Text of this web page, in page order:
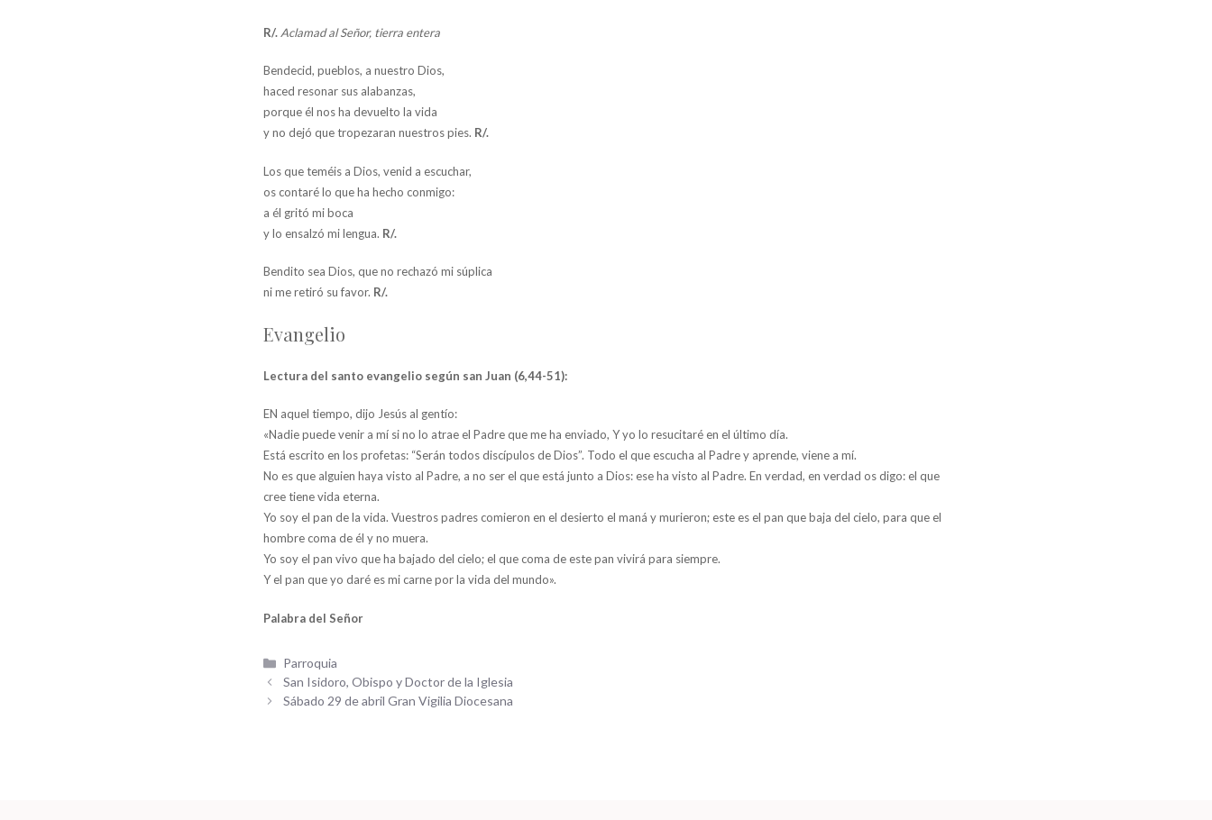
R/. Aclamad al Señor, tierra entera
Bendecid, pueblos, a nuestro Dios,
haced resonar sus alabanzas,
porque él nos ha devuelto la vida
y no dejó que tropezaran nuestros pies. R/.
Los que teméis a Dios, venid a escuchar,
os contaré lo que ha hecho conmigo:
a él gritó mi boca
y lo ensalzó mi lengua. R/.
Bendito sea Dios, que no rechazó mi súplica
ni me retiró su favor. R/.
Evangelio
Lectura del santo evangelio según san Juan (6,44-51):
EN aquel tiempo, dijo Jesús al gentío:
«Nadie puede venir a mí si no lo atrae el Padre que me ha enviado, Y yo lo resucitaré en el último día.
Está escrito en los profetas: “Serán todos discípulos de Dios”. Todo el que escucha al Padre y aprende, viene a mí.
No es que alguien haya visto al Padre, a no ser el que está junto a Dios: ese ha visto al Padre. En verdad, en verdad os digo: el que
cree tiene vida eterna.
Yo soy el pan de la vida. Vuestros padres comieron en el desierto el maná y murieron; este es el pan que baja del cielo, para que el
hombre coma de él y no muera.
Yo soy el pan vivo que ha bajado del cielo; el que coma de este pan vivirá para siempre.
Y el pan que yo daré es mi carne por la vida del mundo».
Palabra del Señor
Categorías
Parroquia
San Isidoro, Obispo y Doctor de la Iglesia
Sábado 29 de abril Gran Vigilia Diocesana